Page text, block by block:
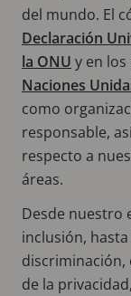
del mundo. El
Declaración
la ONU y en
Naciones
como
responsable,
respecto a
áreas.
Desde nuestro
inclusión,
discriminación,
de la